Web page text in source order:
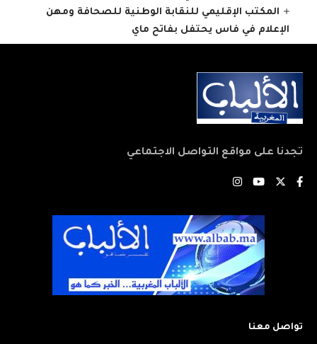
المكتب الإقليمي للنقابة الوطنية للصحافة ومهن
الإعلام في فاس يحتفل بفاتح ماي
تجدنا على مواقع التواصل الاجتماعي
تواصل معنا